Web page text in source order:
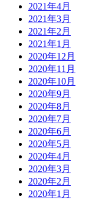
2021年4月
2021年3月
2021年2月
2021年1月
2020年12月
2020年11月
2020年10月
2020年9月
2020年8月
2020年7月
2020年6月
2020年5月
2020年4月
2020年3月
2020年2月
2020年1月